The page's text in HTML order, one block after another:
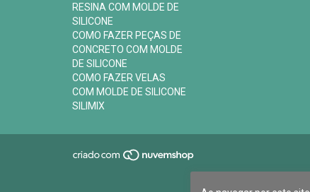
RESINA COM MOLDE DE
SILICONE
COMO FAZER PEÇAS DE
CONCRETO COM MOLDE
DE SILICONE
COMO FAZER VELAS
COM MOLDE DE SILICONE
SILIMIX